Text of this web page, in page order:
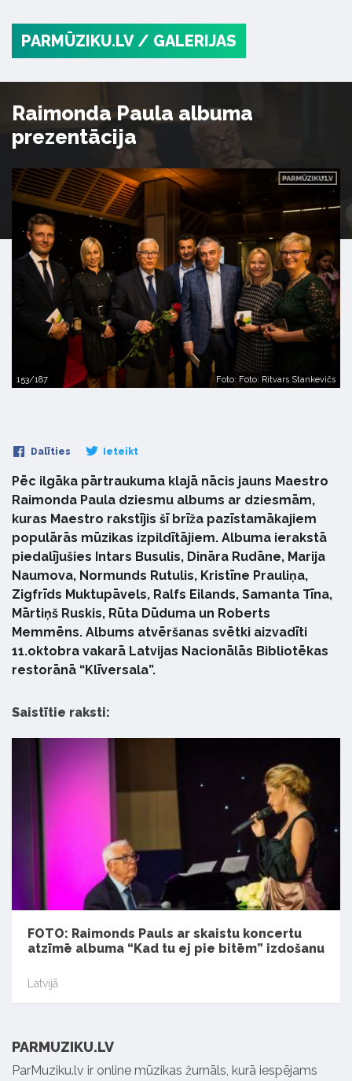
PARMŪZIKU.LV / GALERIJAS
Raimonda Paula albuma
prezentācija
153/187 Foto: Foto: Ritvars Stankevičs
Dalīties Ieteikt
Pēc ilgāka pārtraukuma klajā nācis jauns Maestro
Raimonda Paula dziesmu albums ar dziesmām,
kuras Maestro rakstījis šī brīža pazīstamākajiem
populārās mūzikas izpildītājiem. Albuma ierakstā
piedalījušies Intars Busulis, Dināra Rudāne, Marija
Naumova, Normunds Rutulis, Kristīne Prauliņa,
Zigfrīds Muktupāvels, Ralfs Eilands, Samanta Tīna,
Mārtiņš Ruskis, Rūta Dūduma un Roberts
Memmēns. Albums atvēršanas svētki aizvadīti
11.oktobra vakarā Latvijas Nacionālās Bibliotēkas
restorānā “Klīversala”.
Saistītie raksti:
FOTO: Raimonds Pauls ar skaistu koncertu
atzīmē albuma “Kad tu ej pie bitēm” izdošanu
Latvijā
PARMUZIKU.LV
ParMuziku.lv ir online mūzikas žurnāls, kurā iespējams